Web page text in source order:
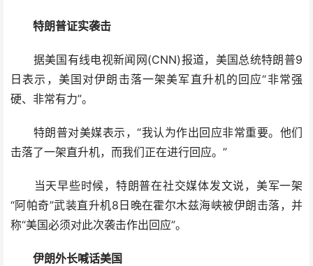
特朗普证实袭击
据美国有线电视新闻网(CNN)报道，美国总统特朗普9
日表示，美国对伊朗击落一架美军直升机的回应“非常强
硬、非常有力”。
特朗普对美媒表示，“我认为作出回应非常重要。他们
击落了一架直升机，而我们正在进行回应。”
当天早些时候，特朗普在社交媒体发文说，美军一架
“阿帕奇”武装直升机8日晚在霍尔木兹海峡被伊朗击落，并
称“美国必须对此次袭击作出回应”。
伊朗外长喊话美国